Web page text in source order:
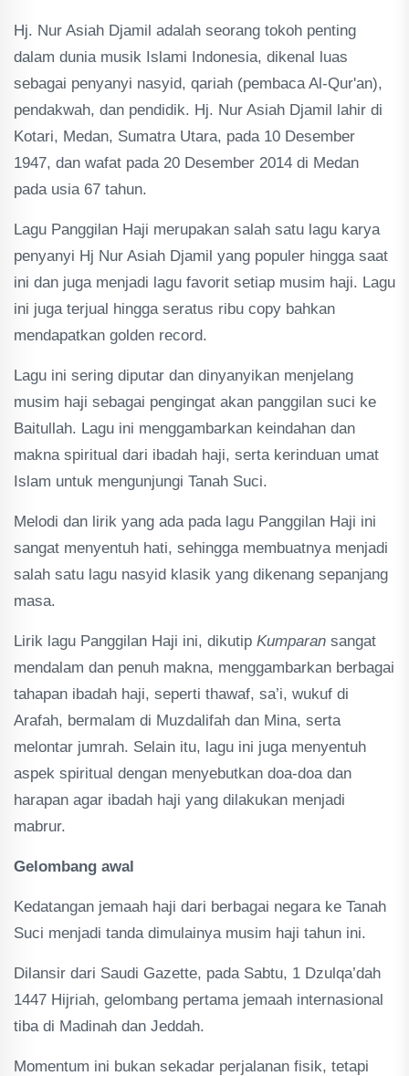
Hj. Nur Asiah Djamil adalah seorang tokoh penting
dalam dunia musik Islami Indonesia, dikenal luas
sebagai penyanyi nasyid, qariah (pembaca Al-Qur'an),
pendakwah, dan pendidik. Hj. Nur Asiah Djamil lahir di
Kotari, Medan, Sumatra Utara, pada 10 Desember
1947, dan wafat pada 20 Desember 2014 di Medan
pada usia 67 tahun.
Lagu Panggilan Haji merupakan salah satu lagu karya
penyanyi Hj Nur Asiah Djamil yang populer hingga saat
ini dan juga menjadi lagu favorit setiap musim haji. Lagu
ini juga terjual hingga seratus ribu copy bahkan
mendapatkan golden record.
Lagu ini sering diputar dan dinyanyikan menjelang
musim haji sebagai pengingat akan panggilan suci ke
Baitullah. Lagu ini menggambarkan keindahan dan
makna spiritual dari ibadah haji, serta kerinduan umat
Islam untuk mengunjungi Tanah Suci.
Melodi dan lirik yang ada pada lagu Panggilan Haji ini
sangat menyentuh hati, sehingga membuatnya menjadi
salah satu lagu nasyid klasik yang dikenang sepanjang
masa.
Lirik lagu Panggilan Haji ini, dikutip Kumparan sangat
mendalam dan penuh makna, menggambarkan berbagai
tahapan ibadah haji, seperti thawaf, sa’i, wukuf di
Arafah, bermalam di Muzdalifah dan Mina, serta
melontar jumrah. Selain itu, lagu ini juga menyentuh
aspek spiritual dengan menyebutkan doa-doa dan
harapan agar ibadah haji yang dilakukan menjadi
mabrur.
Gelombang awal
Kedatangan jemaah haji dari berbagai negara ke Tanah
Suci menjadi tanda dimulainya musim haji tahun ini.
Dilansir dari Saudi Gazette, pada Sabtu, 1 Dzulqa’dah
1447 Hijriah, gelombang pertama jemaah internasional
tiba di Madinah dan Jeddah.
Momentum ini bukan sekadar perjalanan fisik, tetapi